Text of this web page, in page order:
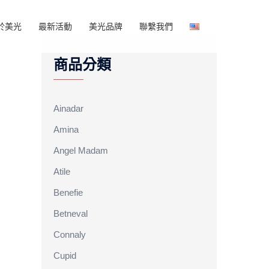
美光 最新活動 美光品牌 聯繫我們
商品分類
Ainadar
Amina
Angel Madam
Atile
Benefie
Betneval
Connaly
Cupid